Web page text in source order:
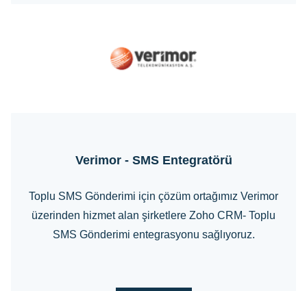
Verimor - SMS Entegratörü
Toplu SMS Gönderimi için çözüm ortağımız Verimor
üzerinden hizmet alan şirketlere Zoho CRM- Toplu
SMS Gönderimi entegrasyonu sağlıyoruz.